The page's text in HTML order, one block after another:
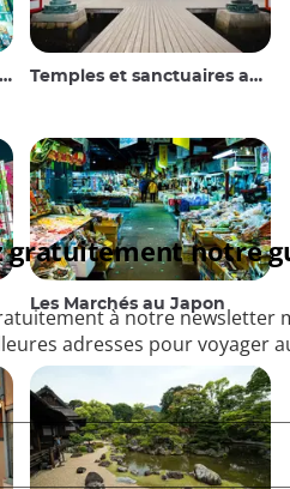
Temples et sanctuaires au Japon
Les Marchés au Japon